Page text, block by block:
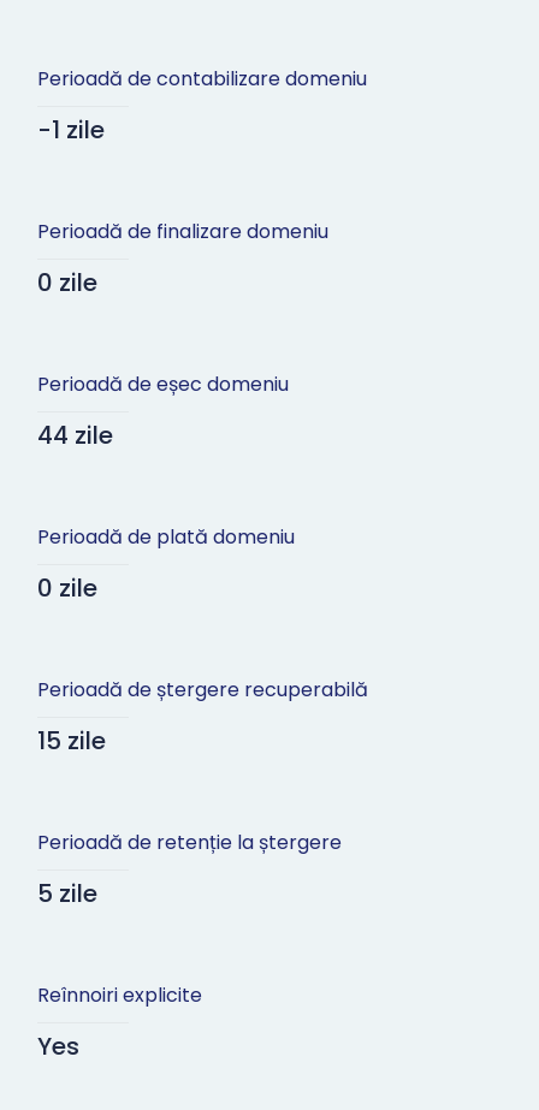
Perioadă de contabilizare domeniu
-1 zile
Perioadă de finalizare domeniu
0 zile
Perioadă de eșec domeniu
44 zile
Perioadă de plată domeniu
0 zile
Perioadă de ștergere recuperabilă
15 zile
Perioadă de retenție la ștergere
5 zile
Reînnoiri explicite
Yes